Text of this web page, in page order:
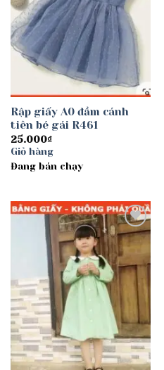
Rập giấy A0 đầm cánh
tiên bé gái R461
25.000₫
Giỏ hàng
Đang bán chạy
Add to
wishlist